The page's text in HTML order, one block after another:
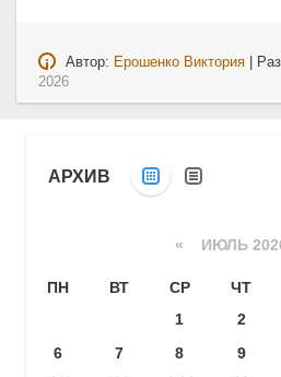
Автор: Ерошенко Виктория |
2026
АРХИВ
« ИЮЛЬ
ПН ВТ СР ЧТ
1
2
6
7 8 9